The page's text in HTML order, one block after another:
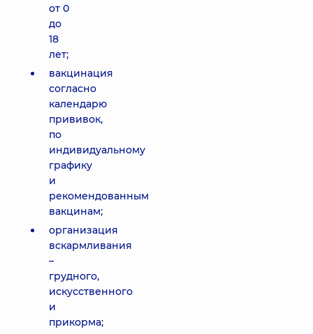
от 0
до
18
лет;
вакцинация
согласно
календарю
прививок,
по
индивидуальному
графику
и
рекомендованным
вакцинам;
организация
вскармливания
–
грудного,
искусственного
и
прикорма;